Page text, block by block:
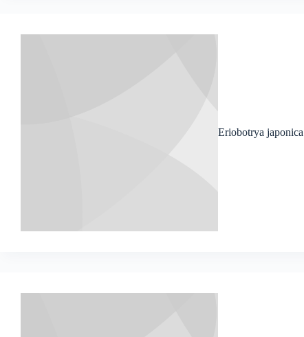
Eriobotrya japonica